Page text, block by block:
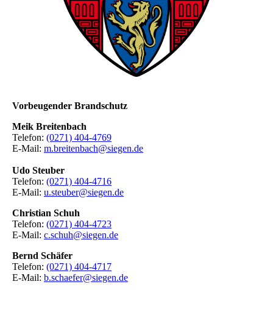
Vorbeugender Brandschutz
Meik Breitenbach
Telefon: (0271) 404-4769
E-Mail: m.breitenbach@siegen.de
Udo Steuber
Telefon: (0271) 404-4716
E-Mail: u.steuber@siegen.de
Christian Schuh
Telefon: (0271) 404-4723
E-Mail: c.schuh@siegen.de
Bernd Schäfer
Telefon: (0271) 404-4717
E-Mail: b.schaefer@siegen.de